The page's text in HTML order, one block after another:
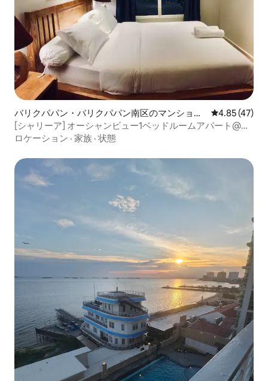
バリクパパン・バリクパパン南区のマンショ
ン・アパート
レビュー47
4.85 (47)
[シャリーア] オーシャンビュー1ベッドルームアパート@ボ
ルネオベイ
ロケーション · 家族 · 状態